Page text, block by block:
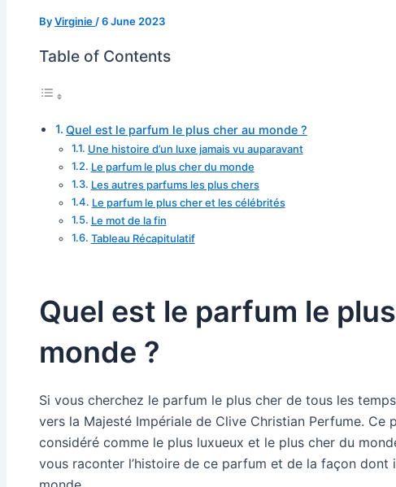
ByVirginie /6 June 2023
Table of Contents
Quel est le parfum le plus cher au monde ?
Une histoire d’un luxe jamais vu auparavant
Le parfum le plus cher du monde
Les autres parfums les plus chers
Le parfum le plus cher et les célébrités
Le mot de la fin
Tableau Récapitulatif
Quel est le parfum le
monde ?
Si vous cherchez le parfum le plus cher de tous les
vers la Majesté Impériale de Clive Christian Perfume.
considéré comme le plus luxueux et le plus cher du
vous raconter l’histoire de ce parfum et de la façon dont